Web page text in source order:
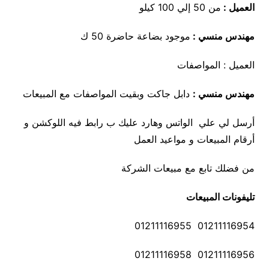
العميل : من 50 إلي 100 كيلو
مهندس منسي : موجود بضاعة حاضرة 50 ك
العميل : المواصفات
مهندس منسي : دابل جاكت وبقيت المواصفات مع المبيعات
أرسل لي علي الواتس وهارد عليك ب رابط فيه اللوكشن و
أرقام المبيعات و مواعيد العمل
من فضلك تابع مع مبيعات الشركة
تليفونات المبيعات
01211116954 01211116955
01211116956 01211116958